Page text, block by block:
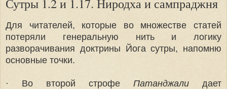
Для читателей, которые во множестве статей
потеряли генеральную нить и логику
разворачивания доктрины Йога сутры, напомню
основные точки.
· Во второй строфе Патанджали дает